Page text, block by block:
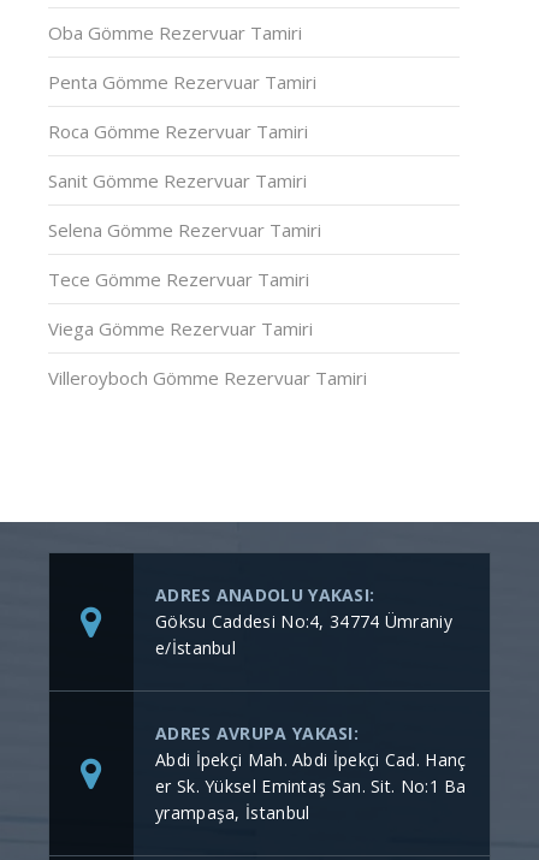
Oba Gömme Rezervuar Tamiri
Penta Gömme Rezervuar Tamiri
Roca Gömme Rezervuar Tamiri
Sanit Gömme Rezervuar Tamiri
Selena Gömme Rezervuar Tamiri
Tece Gömme Rezervuar Tamiri
Viega Gömme Rezervuar Tamiri
Villeroyboch Gömme Rezervuar Tamiri
ADRES ANADOLU YAKASI:
Göksu Caddesi No:4, 34774 Ümraniy
e/İstanbul
ADRES AVRUPA YAKASI:
Abdi İpekçi Mah. Abdi İpekçi Cad. Hanç
er Sk. Yüksel Emintaş San. Sit. No:1 Ba
yrampaşa, İstanbul